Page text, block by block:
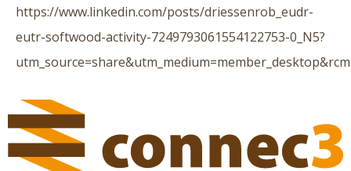
https://www.linkedin.com/posts/driessenrob_eudr-
eutr-softwood-activity-7249793061554122753-0_N5?